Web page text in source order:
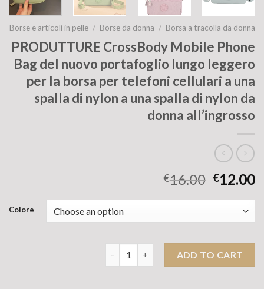
Borse e articoli in pelle / Borse da donna / Borsa a tracolla da donna
PRODUTTURE CrossBody Mobile Phone
Bag del nuovo portafoglio lungo leggero
per la borsa per telefoni cellulari a una
spalla di nylon a una spalla di nylon da
donna all’ingrosso
€16.00 €12.00
Colore
ADD TO CART